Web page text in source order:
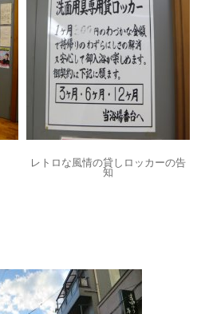
レトロな風情の貸しロッカーの告
知